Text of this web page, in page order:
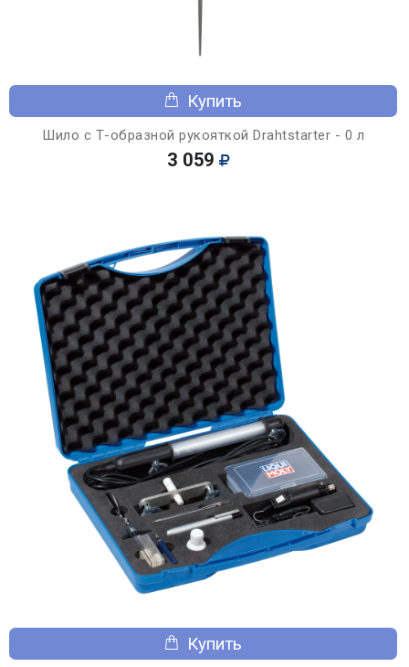
Купить
Шило с Т-образной рукояткой Drahtstarter - 0 л
3 059
Купить